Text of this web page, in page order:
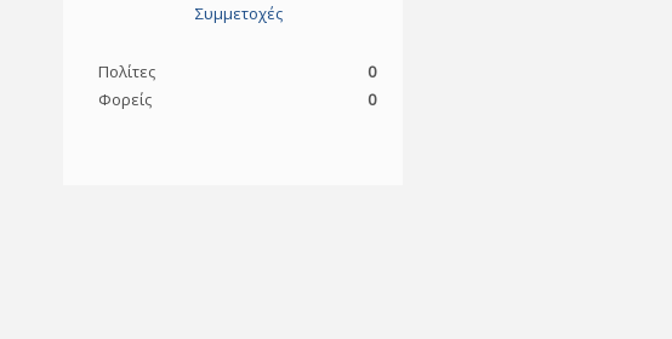
Συμμετοχές
Πολίτες
0
Φορείς
0